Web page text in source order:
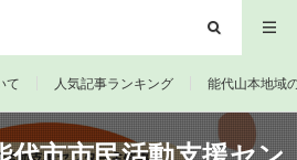
て 人気記事ランキング 能代山本地域